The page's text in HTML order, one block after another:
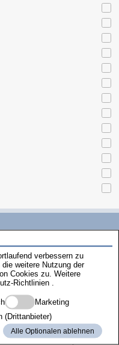
Artikel-Nr.
01R
9143392116
verbessern zu
weitere Nutzung der
Cookies zu. Weitere
Richtlinien
Marketing
(Drittanbieter)
Alle Optionalen ablehnen